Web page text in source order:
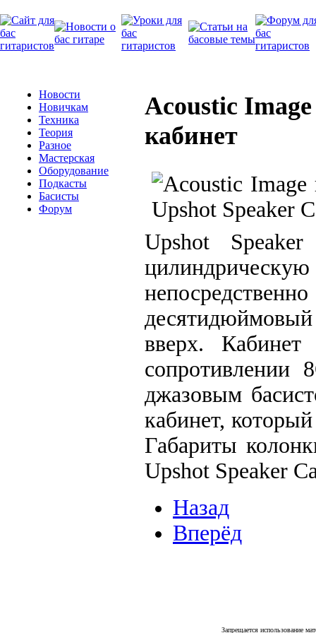
Новости
Новичкам
Техника
Теория
Разное
Мастерская
Оборудование
Подкасты
Басисты
Форум
Acoustic
кабинет
Upshot
цилиндрическую
вверх.
джазовым
кабинет,
Габариты
Upshot Speaker
Назад
Вперёд
Запрещается использование